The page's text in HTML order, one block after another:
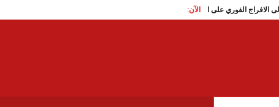
الآن:
تقاطع تدعو الى الافراج الفوري على الناشطة السياسية سوار البرقاوي